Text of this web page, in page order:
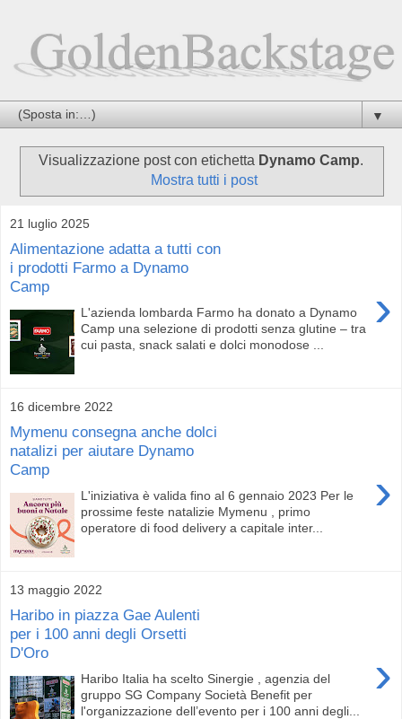
▼
Visualizzazione post con etichetta Dynamo Camp.
Mostra tutti i post
21 luglio 2025
Alimentazione adatta a tutti con
i prodotti Farmo a Dynamo
Camp
›
L'azienda lombarda Farmo ha donato a Dynamo
Camp una selezione di prodotti senza glutine – tra
cui pasta, snack salati e dolci monodose ...
16 dicembre 2022
Mymenu consegna anche dolci
natalizi per aiutare Dynamo
Camp
›
L'iniziativa è valida fino al 6 gennaio 2023 Per le
prossime feste natalizie Mymenu , primo
operatore di food delivery a capitale inter...
13 maggio 2022
Haribo in piazza Gae Aulenti
per i 100 anni degli Orsetti
D'Oro
›
Haribo Italia ha scelto Sinergie , agenzia del
gruppo SG Company Società Benefit per
l'organizzazione dell’evento per i 100 anni degli...